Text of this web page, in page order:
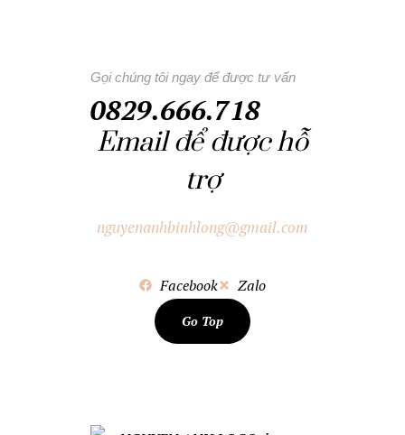
Gọi chúng tôi ngay để được tư vấn
0829.666.718
Email để được hỗ
trợ
nguyenanhbinhlong@gmail.com
Facebook Zalo
Go Top